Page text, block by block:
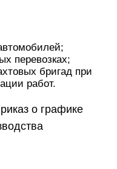
перевозках;
бригад при
работ.
о графике